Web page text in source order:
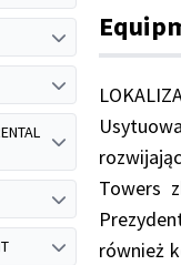
Towers
również